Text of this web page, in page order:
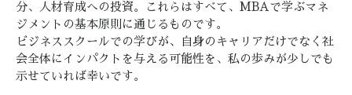
分、人材育成への投資。これらはすべて、MBAで学ぶマネ
ジメントの基本原則に通じるものです。
ビジネススクールでの学びが、自身のキャリアだけでなく社
会全体にインパクトを与える可能性を、私の歩みが少しでも
示せていれば幸いです。